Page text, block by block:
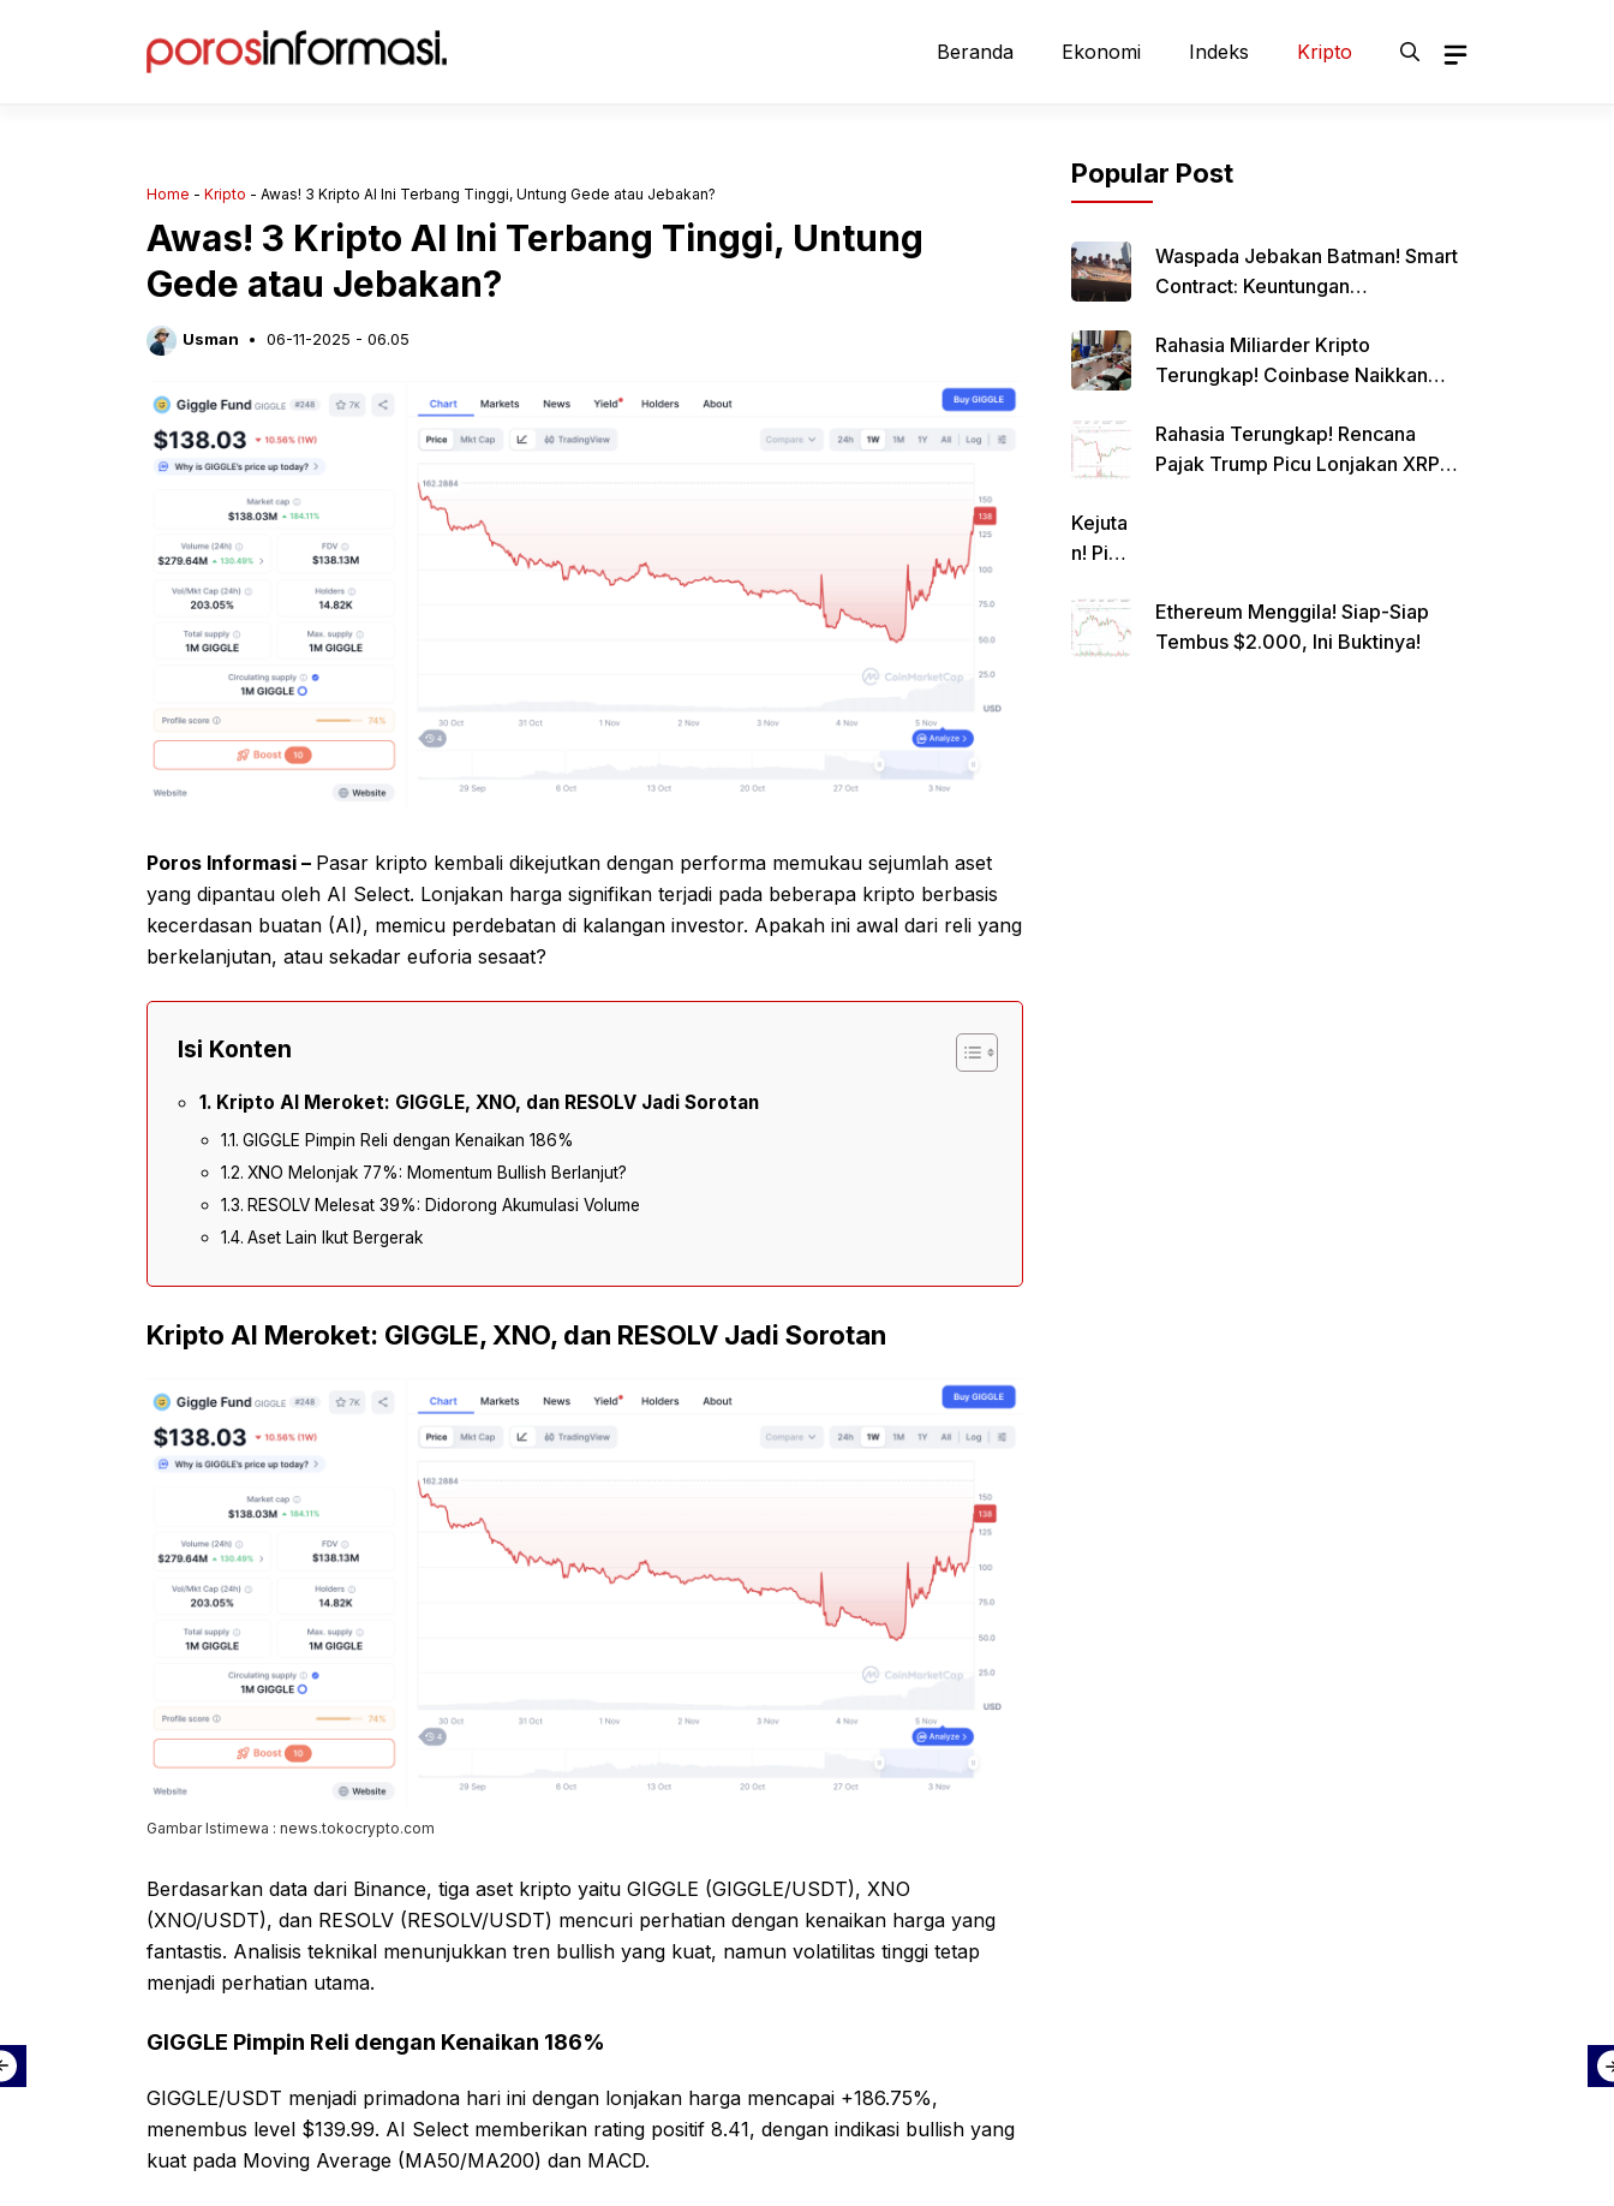
Beranda Ekonomi Indeks Kripto
Home - Kripto - Awas! 3 Kripto AI Ini Terbang Tinggi, Untung Gede atau Jebakan?
Awas! 3 Kripto AI Ini Terbang Tinggi, Untung
Gede atau Jebakan?
Usman 06-11-2025 - 06.05
Poros Informasi – Pasar kripto kembali dikejutkan dengan performa memukau sejumlah aset
yang dipantau oleh AI Select. Lonjakan harga signifikan terjadi pada beberapa kripto berbasis
kecerdasan buatan (AI), memicu perdebatan di kalangan investor. Apakah ini awal dari reli yang
berkelanjutan, atau sekadar euforia sesaat?
Isi Konten
Kripto AI Meroket: GIGGLE, XNO, dan RESOLV Jadi Sorotan
GIGGLE Pimpin Reli dengan Kenaikan 186%
XNO Melonjak 77%: Momentum Bullish Berlanjut?
RESOLV Melesat 39%: Didorong Akumulasi Volume
Aset Lain Ikut Bergerak
Kripto AI Meroket: GIGGLE, XNO, dan RESOLV Jadi Sorotan
Gambar Istimewa : news.tokocrypto.com
Berdasarkan data dari Binance, tiga aset kripto yaitu GIGGLE (GIGGLE/USDT), XNO
(XNO/USDT), dan RESOLV (RESOLV/USDT) mencuri perhatian dengan kenaikan harga yang
fantastis. Analisis teknikal menunjukkan tren bullish yang kuat, namun volatilitas tinggi tetap
menjadi perhatian utama.
GIGGLE Pimpin Reli dengan Kenaikan 186%
GIGGLE/USDT menjadi primadona hari ini dengan lonjakan harga mencapai +186.75%,
menembus level $139.99. AI Select memberikan rating positif 8.41, dengan indikasi bullish yang
kuat pada Moving Average (MA50/MA200) dan MACD.
Popular Post
Waspada Jebakan Batman! Smart
Contract: Keuntungan
Rahasia Miliarder Kripto
Terungkap! Coinbase Naikkan
Juta!
Rahasia Terungkap! Rencana
Pajak Trump Picu Lonjakan XRP
Kejuta
n! Pi
rk
Gande
Ethereum Menggila! Siap-Siap
Tembus $2.000, Ini Buktinya!